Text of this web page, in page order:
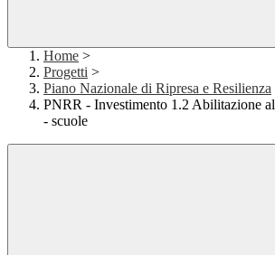
Home >
Progetti >
Piano Nazionale di Ripresa e Resilienza
PNRR - Investimento 1.2 Abilitazione
- scuole